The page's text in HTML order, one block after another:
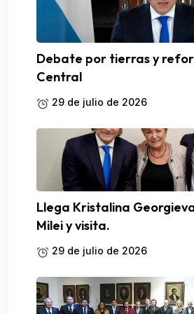
Debate por tierras y
Central
29 de julio de 2026
Llega Kristalina
Milei y visita.
29 de julio de 2026